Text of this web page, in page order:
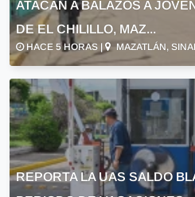
ATACAN A BALAZOS A
DE EL CHILILLO, MAZ...
HACE 5 HORAS | MAZATLÁN,
REPORTA LA UAS SALDO